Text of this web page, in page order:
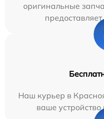
оригинальные
Наш курьер в
ваше